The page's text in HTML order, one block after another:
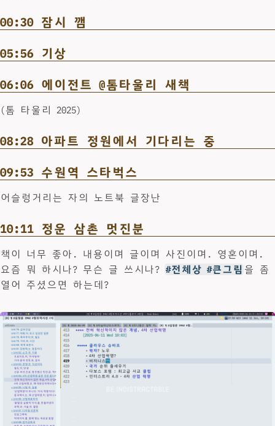
00:30 잠시 깸
05:56 기상
06:06 에이전트 @톰타울리 새책
(톰 타울리 2025)
08:28 아파트 정원에서 기다리는 중
09:53 수원역 스타벅스
어슬렁거리는 자의 노트북 글장난
10:11 정운 삼촌 멋진분
책이 너무 좋아. 내용이며 글이며 사진이며. 영혼이며.
요즘 뭐 하시나? 무슨 글 쓰시나? #전체상 #큰그림 을 좀
열어 주셨으면 하는데?